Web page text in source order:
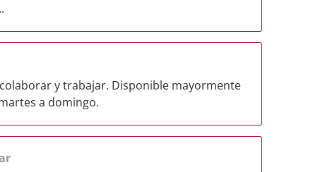
y trabajar. Disponible mayormente
a domingo.